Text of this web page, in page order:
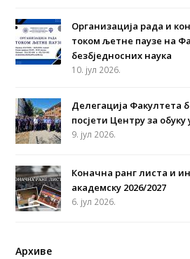
Организација рада и
током љетне паузе на
безбједносних наука
10. јул 2026.
Делегација Факултета
посјети Центру за
9. јул 2026.
Коначна ранг листа и
академску 2026/2027
6. јул 2026.
Архиве